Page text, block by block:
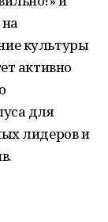
культуры
активно
для
лидеров и